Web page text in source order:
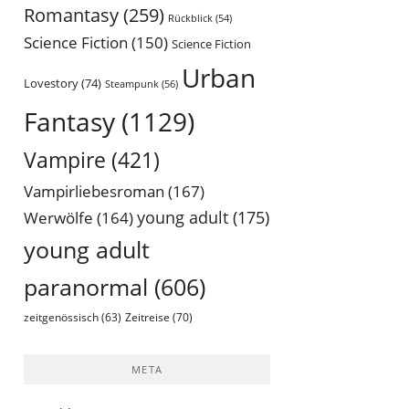
Romantasy(259) Rückblick (54)
Science Fiction (150) Science Fiction
Lovestory(74) Steampunk (56) Urban
Fantasy (1129)
Vampire (421)
Vampirliebesroman (167)
Werwölfe (164)young adult (175)
young adult
paranormal (606)
zeitgenössisch (63) Zeitreise (70)
META